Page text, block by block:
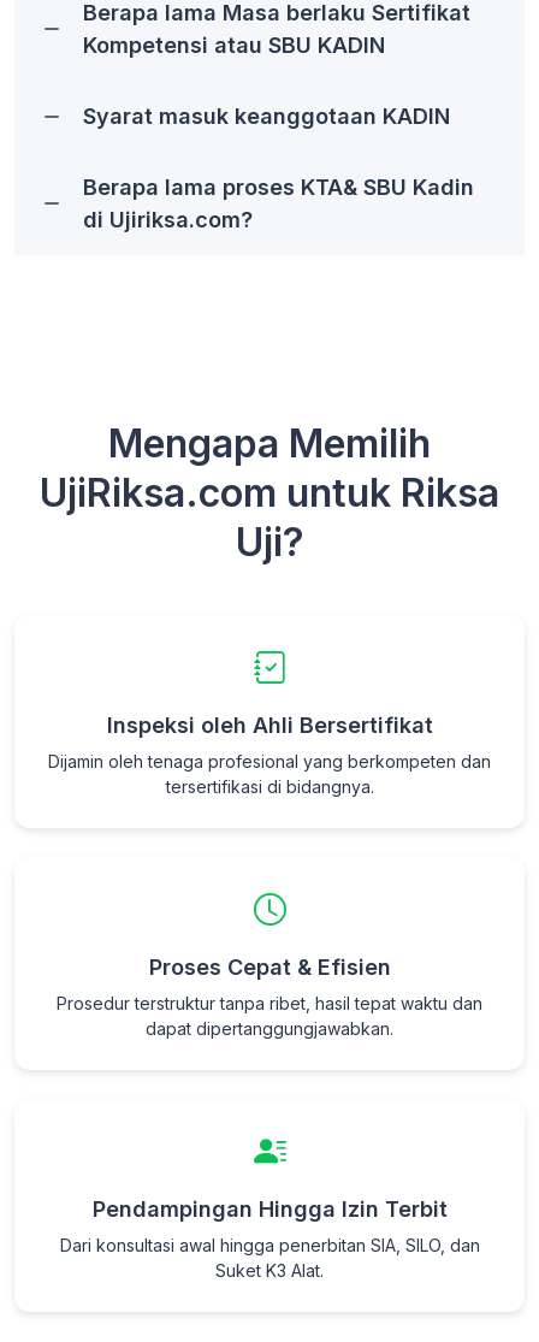
Berapa lama Masa berlaku Sertifikat
Kompetensi atau SBU KADIN
Syarat masuk keanggotaan KADIN
Berapa lama proses KTA& SBU Kadin
di Ujiriksa.com?
Mengapa Memilih
UjiRiksa.com untuk Riksa
Uji?
Inspeksi oleh Ahli Bersertifikat
Dijamin oleh tenaga profesional yang berkompeten dan
tersertifikasi di bidangnya.
Proses Cepat & Efisien
Prosedur terstruktur tanpa ribet, hasil tepat waktu dan
dapat dipertanggungjawabkan.
Pendampingan Hingga Izin Terbit
Dari konsultasi awal hingga penerbitan SIA, SILO, dan
Suket K3 Alat.